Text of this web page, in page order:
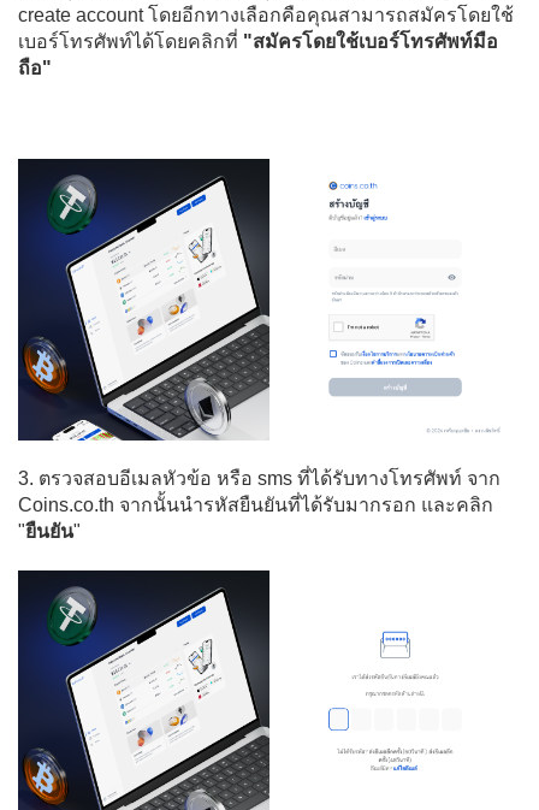
create account โดยอีกทางเลือกคือคุณสามารถสมัครโดยใช้
เบอร์โทรศัพท์ได้โดยคลิกที่ "สมัครโดยใช้เบอร์โทรศัพท์มือ
ถือ"
3. ตรวจสอบอีเมลหัวข้อ หรือ sms ที่ได้รับทางโทรศัพท์ จาก
Coins.co.th จากนั้นนำรหัสยืนยันที่ได้รับมากรอก และคลิก
"ยืนยัน"